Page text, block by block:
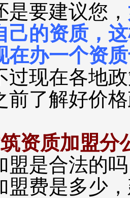
要建议您，
己的资质，
在办一个资
过现在各地
前了解好价
资质加盟分
盟是合法的
盟费是多少